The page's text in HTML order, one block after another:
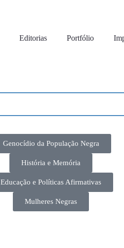
Editorias Portfólio
Genocídio da População Negra
História e Memória
Educação e Políticas Afirmativas
Mulheres Negras